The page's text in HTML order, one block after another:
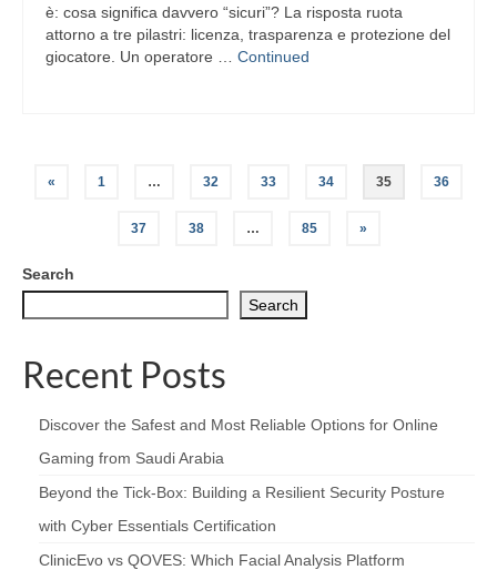
è: cosa significa davvero “sicuri”? La risposta ruota
attorno a tre pilastri: licenza, trasparenza e protezione del
giocatore. Un operatore … Continued
Posts
pagination
« 1 … 32 33 34 35 36
37 38 … 85 »
Search
Search
Recent Posts
Discover the Safest and Most Reliable Options for Online
Gaming from Saudi Arabia
Beyond the Tick‑Box: Building a Resilient Security Posture
with Cyber Essentials Certification
ClinicEvo vs QOVES: Which Facial Analysis Platform